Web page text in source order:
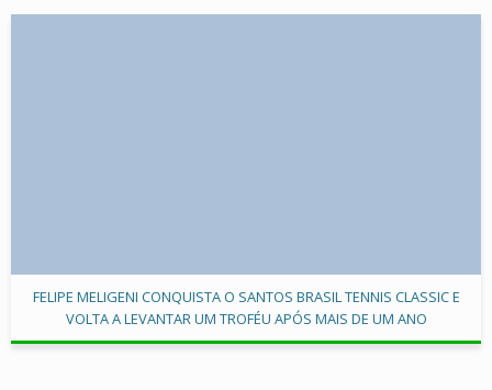
FELIPE MELIGENI CONQUISTA O SANTOS BRASIL TENNIS CLASSIC E
VOLTA A LEVANTAR UM TROFÉU APÓS MAIS DE UM ANO